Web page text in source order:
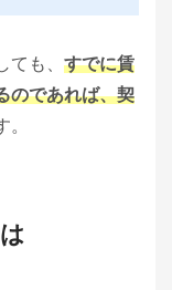
も、 すでに賃
のであれば、契
。